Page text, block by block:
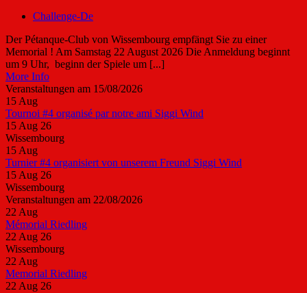
Challenge-De
Der Pétanque-Club von Wissembourg empfängt Sie zu einer
Memorial ! Am Samstag 22 August 2026 Die Anmeldung beginnt
um 9 Uhr, beginn der Spiele um [...]
More Info
Veranstaltungen am 15/08/2026
15Aug
Tournoi #4 organisé par notre ami Siggi Wind
15 Aug 26
Wissembourg
15Aug
Turnier #4 organisiert von unserem Freund Siggi Wind
15 Aug 26
Wissembourg
Veranstaltungen am 22/08/2026
22Aug
Mémorial Riedling
22 Aug 26
Wissembourg
22Aug
Memorial Riedling
22 Aug 26